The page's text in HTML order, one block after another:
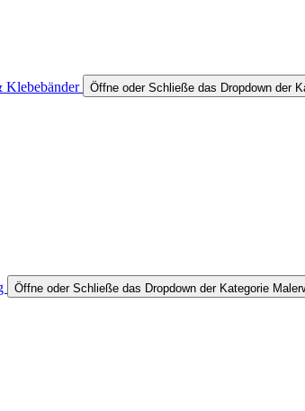
Klebebänder Öffne oder Schließe das Dropdown der
Öffne oder Schließe das Dropdown der Kategorie